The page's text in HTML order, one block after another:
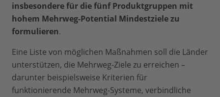
insbesondere für die fünf Produktgruppen mit
hohem Mehrweg-Potential Mindestziele zu
formulieren.
Eine Liste von möglichen Maßnahmen soll die Länder
unterstützen, die Mehrweg-Ziele zu erreichen –
darunter beispielsweise Kriterien für
funktionierende Mehrweg-Systeme, verbindliche